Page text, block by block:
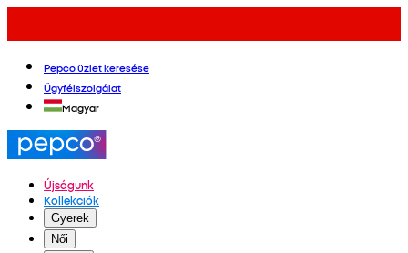
Pepco üzlet keresése
Ügyfélszolgálat
Magyar
Újságunk
Kollekciók
Gyerek
Női